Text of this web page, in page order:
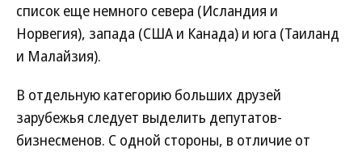
список еще немного севера (Исландия и
Норвегия), запада (США и Канада) и юга (Таиланд
и Малайзия).
В отдельную категорию больших друзей
зарубежья следует выделить депутатов-
бизнесменов. С одной стороны, в отличие от